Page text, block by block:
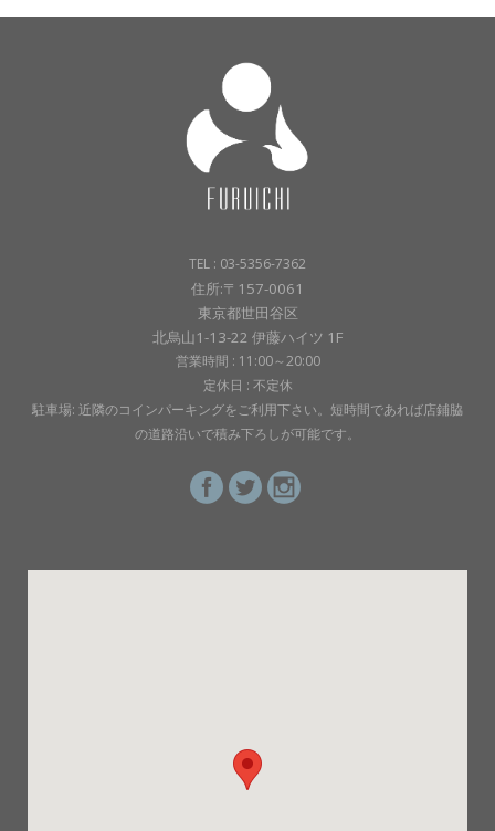
TEL : 03-5356-7362
住所:〒157-0061
東京都世田谷区
北烏山1-13-22 伊藤ハイツ 1F
営業時間 : 11:00～20:00
定休日 : 不定休
駐車場: 近隣のコインパーキングをご利用下さい。短時間であれば店鋪脇
の道路沿いで積み下ろしが可能です。